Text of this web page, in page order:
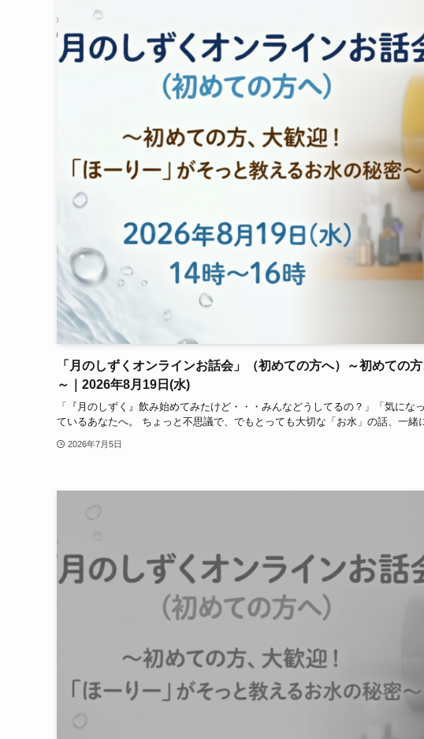
「月のしずくオンラインお話会」（初めての方へ）～初めての
～｜2026年8月19日(水)
「『月のしずく』飲み始めてみたけど・・・みんなどうしてるの？」「気に
ているあなたへ。 ちょっと不思議で、でもとっても大切な「お水」の話、一
2026年7月5日